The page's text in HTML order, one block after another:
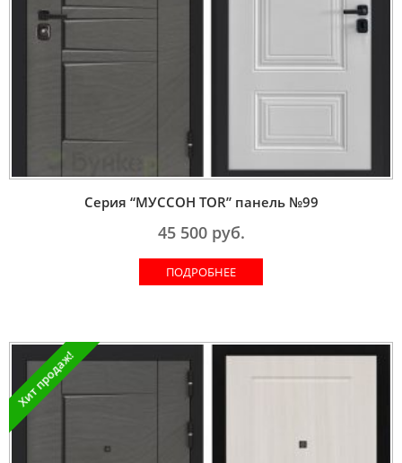
Серия “МУССОН TOR” панель №99
45 500руб.
ПОДРОБНЕЕ
Хит продаж!